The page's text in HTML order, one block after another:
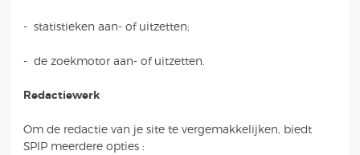
- statistieken aan- of uitzetten;
- de zoekmotor aan- of uitzetten.
Redactiewerk
Om de redactie van je site te vergemakkelijken, biedt
SPIP meerdere opties :